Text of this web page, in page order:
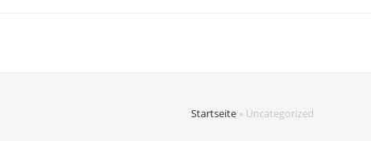
Startseite » Uncategorized